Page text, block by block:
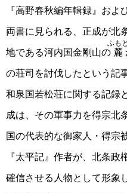
『高野春秋編年輯録』お
両書に見られる、正成が北
地である河内国金剛山の 麓
ふもと
の荘司を討伐したという記
和泉国若松荘に関する記録
成は、その軍事力を得宗北
国の代表的な御家人・得宗
『太平記』作者が、北条
確信させる人物として形象